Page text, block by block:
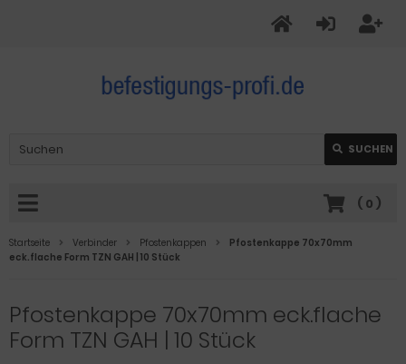
SUCHEN
( 0 )
Startseite Verbinder Pfostenkappen
Pfostenkappe 70x70mm
eck.flache Form TZN GAH | 10 Stück
Pfostenkappe 70x70mm eck.flache
Form TZN GAH | 10 Stück